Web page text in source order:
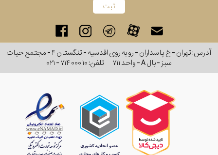
آدرس: تهران - خ پاسداران - رو به روی اقدسیه - تنگستان ۴ - مجتمع حیات
سبز - بال A - واحد ۷۱۱
تلفن:۰۲۱ - ۷۱۴ ۰۰۰ ۱۰